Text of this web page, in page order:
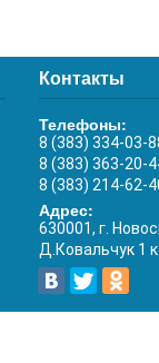
Контакты
Телефоны:
8 (383) 334-03-
8 (383) 363-20-
8 (383) 214-62-
Адрес:
630001, г.
Д.Ковальчук 1